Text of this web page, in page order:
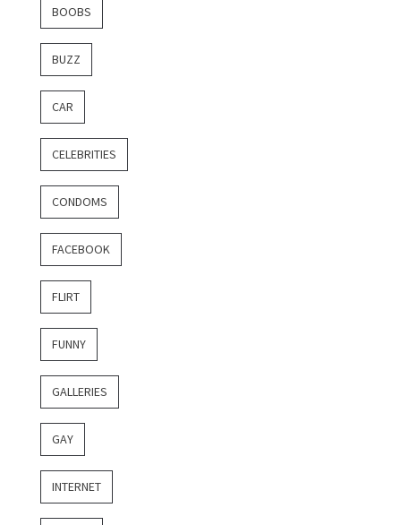
BOOBS
BUZZ
CAR
CELEBRITIES
CONDOMS
FACEBOOK
FLIRT
FUNNY
GALLERIES
GAY
INTERNET